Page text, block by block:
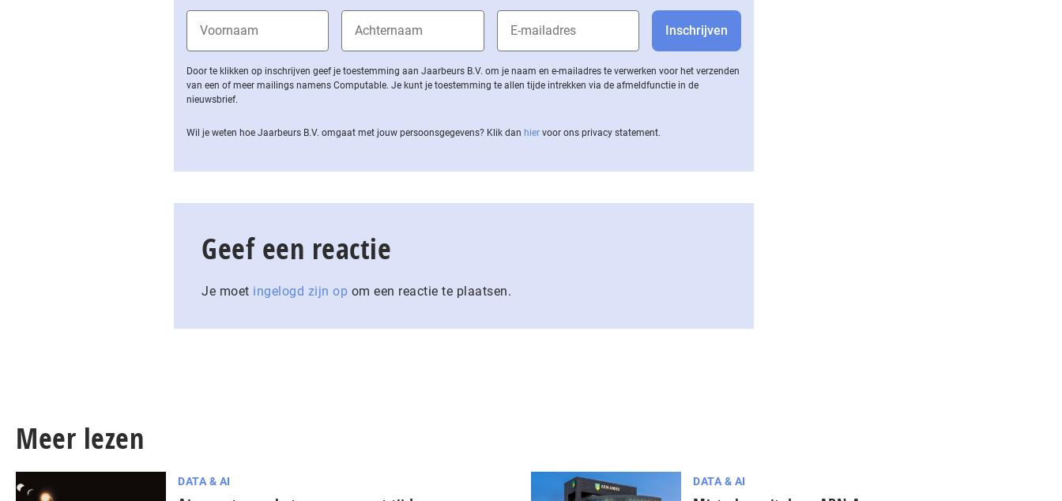
Door te klikken op inschrijven geef je toestemming aan Jaarbeurs B.V. om je naam en e-mailadres te verwerken voor het verzenden
van een of meer mailings namens Computable. Je kunt je toestemming te allen tijde intrekken via de af­meld­func­tie in de
nieuwsbrief.
Wil je weten hoe Jaarbeurs B.V. omgaat met jouw per­soons­ge­ge­vens? Klik dan hier voor ons privacy statement.
Geef een reactie
Je moet ingelogd zijn op om een reactie te plaatsen.
Meer lezen
DATA & AI DATA & AI